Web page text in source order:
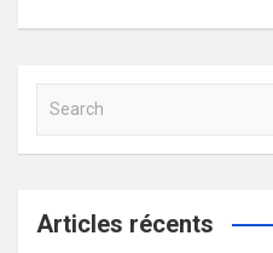
a
c
Articles récents